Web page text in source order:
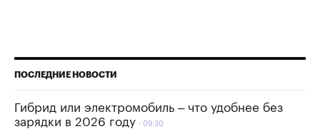
ПОСЛЕДНИЕ НОВОСТИ
Гибрид или электромобиль – что удобнее без
зарядки в 2026 году
09:30